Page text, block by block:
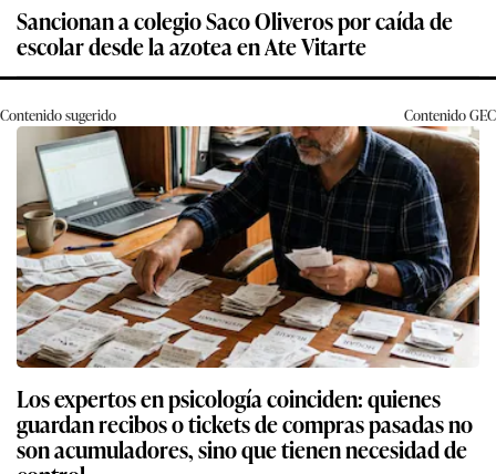
Sancionan a colegio Saco Oliveros por caída de
escolar desde la azotea en Ate Vitarte
Contenido sugerido ContenidoGEC
Los expertos en psicología coinciden: quienes
guardan recibos o tickets de compras pasadas no
son acumuladores, sino que tienen necesidad de